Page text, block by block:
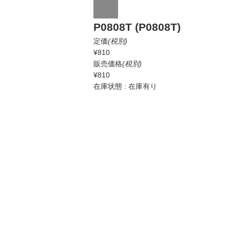
P0808T (P0808T)
定価(税別)
¥810
販売価格(税別)
¥810
在庫状態 : 在庫有り